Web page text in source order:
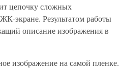
цепочку сложных
экране. Результатом работы
описание изображения в
изображение на самой пленке.